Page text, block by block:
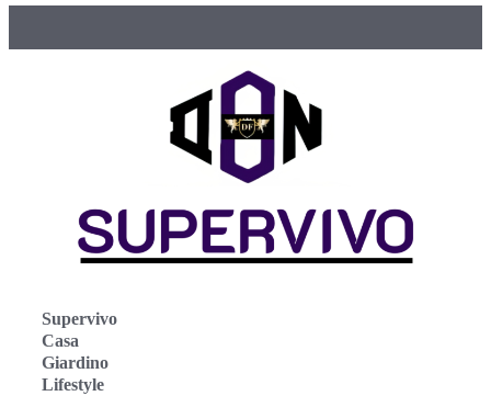
Supervivo
Casa
Giardino
Lifestyle